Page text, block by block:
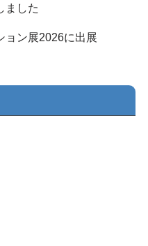
ました
ョン展2026に出展